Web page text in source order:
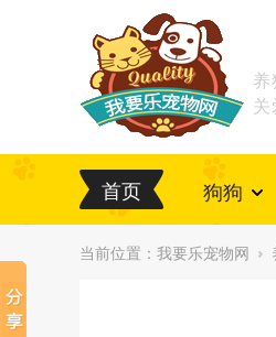
养
首页 狗狗
当前位置： 我要乐宠物网